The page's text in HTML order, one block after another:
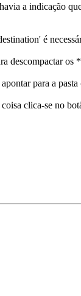
a indicação
é
descompactar os
para a pasta
clica-se no